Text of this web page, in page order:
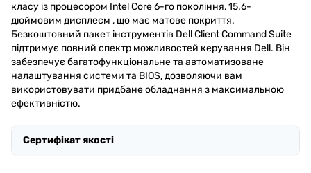
класу із процесором Intel Core 6-го покоління, 15.6-
дюймовим дисплеєм , що має матове покриття.
Безкоштовний пакет інструментів Dell Client Command Suite
підтримує повний спектр можливостей керування Dell. Він
забезпечує багатофункціональне та автоматизоване
налаштування системи та BIOS, дозволяючи вам
використовувати придбане обладнання з максимальною
ефективністю.
Сертифікат якості